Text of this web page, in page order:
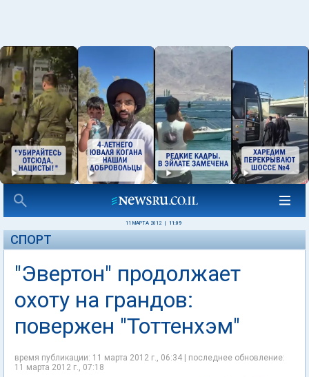
11 МАРТА 2012 11:09
СПОРТ
"Эвертон" продолжает
охоту на грандов:
повержен "Тоттенхэм"
время публикации: 11 марта 2012 г., 06:34 | последнее обновление:
11 марта 2012 г., 07:18